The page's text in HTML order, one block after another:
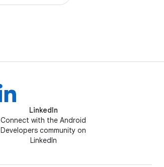
LinkedIn
Connect with the Android
Developers community on
LinkedIn